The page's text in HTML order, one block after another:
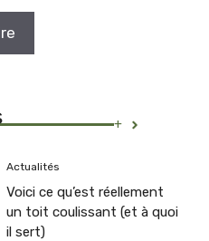
+
Actualités
Voici ce qu’est réellement
un toit coulissant (et à quoi
il sert)